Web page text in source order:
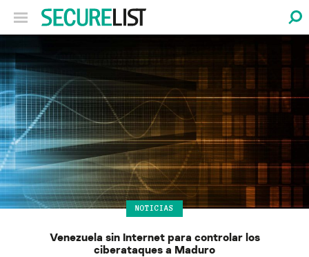
NOTICIAS
Venezuela sin Internet para controlar los
ciberataques a Maduro